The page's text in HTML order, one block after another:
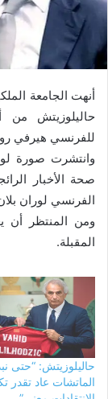
أنهت الجامعة
حاليلوزيتش من
للفرنسي هيرفي
وانتشرت صورة
صحة الأخبار
الفرنسي لوران
ومن المنتظر أن
المقبلة.
حاليلوزيتش: “حتى
الماتشات عاد تقدر